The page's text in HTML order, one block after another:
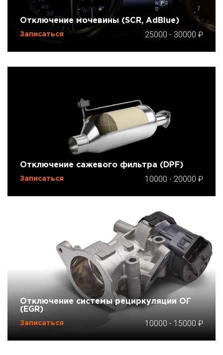
Отключение мочевины (SCR, AdBlue)
Записаться 25000 - 30000
Отключение сажевого фильтра (DPF)
Записаться 10000 - 20000
Отключение системы рециркуляции ОГ
(EGR)
Записаться 10000 - 15000